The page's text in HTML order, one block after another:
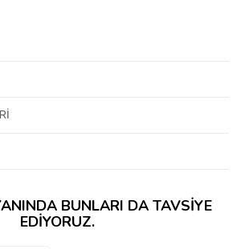
BUNLARI DA TAVSIYE
EDIYORUZ.